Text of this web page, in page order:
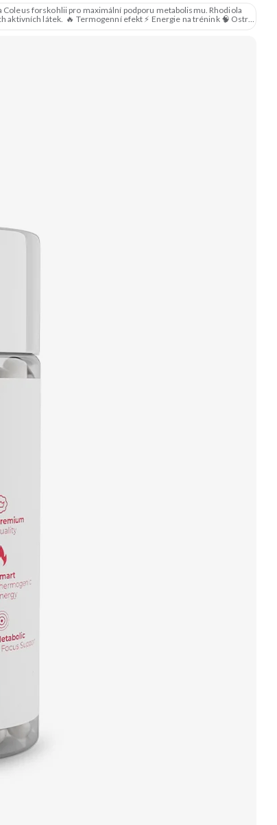
forskohlii pro maximální podporu metabolismu. Rhodiola
aktivních látek. 🔥 Termogenní efekt ⚡ Energie na trénink 🧠 Ostrý